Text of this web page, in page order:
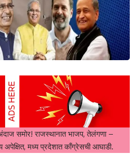
समोर! राजस्थानात भाजप, तेलंगणा –
मध्य प्रदेशात काँग्रेसची आघाडी.